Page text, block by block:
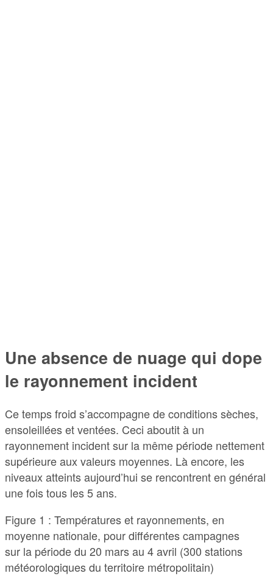
Une absence de nuage qui dope
le rayonnement incident
Ce temps froid s’accompagne de conditions sèches,
ensoleillées et ventées. Ceci aboutit à un
rayonnement incident sur la même période nettement
supérieure aux valeurs moyennes. Là encore, les
niveaux atteints aujourd’hui se rencontrent en général
une fois tous les 5 ans.
Figure 1 : Températures et rayonnements, en
moyenne nationale, pour différentes campagnes
sur la période du 20 mars au 4 avril (300 stations
météorologiques du territoire métropolitain)